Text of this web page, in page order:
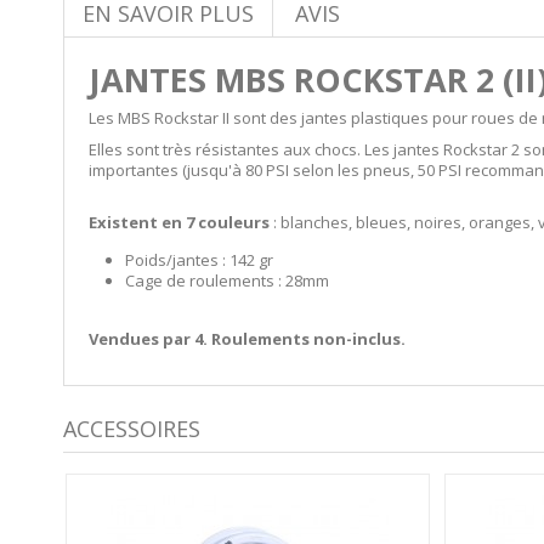
EN SAVOIR PLUS AVIS
JANTES MBS ROCKSTAR 2
Les MBS Rockstar II sont des jantes plastiques pour roues
Elles sont très résistantes aux chocs. Les jantes Rockstar 2
importantes (jusqu'à 80 PSI selon les pneus, 50 PSI
Existent en 7 couleurs : blanches, bleues, noires, oranges,
Poids/jantes : 142 gr
Cage de roulements : 28mm
Vendues par 4. Roulements non-inclus.
ACCESSOIRES